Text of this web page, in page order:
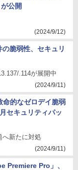
公開
(2024/9/12)
脆弱性、セキュリ
.114が展開中
(2024/9/11)
的なゼロデイ脆弱
セキュリティパッ
へ新たに対処
(2024/9/11)
Premiere Pro」、